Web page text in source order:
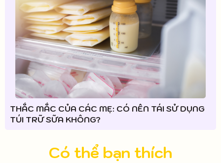
THẮC MẮC CỦA CÁC MẸ: CÓ NÊN TÁI SỬ DỤNG
TÚI TRỮ SỮA KHÔNG?
Có thể bạn thích